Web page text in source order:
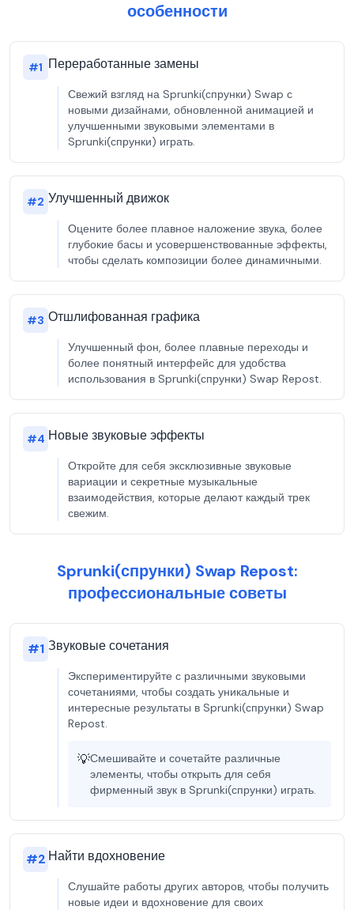
особенности
#1 Переработанные замены
Свежий взгляд на Sprunki(спрунки) Swap с
новыми дизайнами, обновленной анимацией и
улучшенными звуковыми элементами в
Sprunki(спрунки) играть.
#2 Улучшенный движок
Оцените более плавное наложение звука, более
глубокие басы и усовершенствованные эффекты,
чтобы сделать композиции более динамичными.
#3 Отшлифованная графика
Улучшенный фон, более плавные переходы и
более понятный интерфейс для удобства
использования в Sprunki(спрунки) Swap Repost.
#4 Новые звуковые эффекты
Откройте для себя эксклюзивные звуковые
вариации и секретные музыкальные
взаимодействия, которые делают каждый трек
свежим.
Sprunki(спрунки) Swap Repost:
профессиональные советы
#1 Звуковые сочетания
Экспериментируйте с различными звуковыми
сочетаниями, чтобы создать уникальные и
интересные результаты в Sprunki(спрунки) Swap
Repost.
💡Смешивайте и сочетайте различные
элементы, чтобы открыть для себя
фирменный звук в Sprunki(спрунки) играть.
#2 Найти вдохновение
Слушайте работы других авторов, чтобы получить
новые идеи и вдохновение для своих